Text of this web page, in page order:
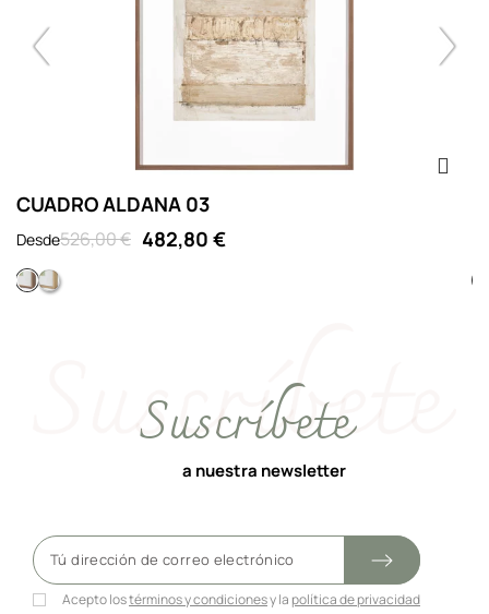
CUADRO ALDANA 03
Desde526,00 € 482,80 €
Cubo 09 nogal vitrina
Cubo 09 roble vitrina
Suscríbete
a nuestra newsletter
Acepto lostérminos y condicionesy la política de privacidad